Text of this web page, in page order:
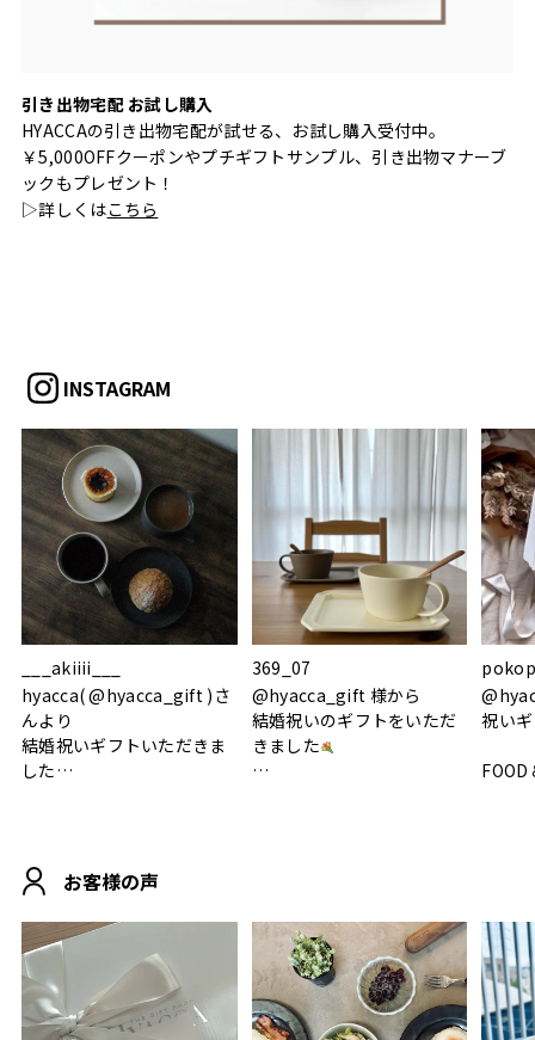
引き出物宅配 お試し購入
HYACCAの引き出物宅配が試せる、お試し購入受付中。
￥5,000OFFクーポンやプチギフトサンプル、引き出物マナーブ
ックもプレゼント！
▷詳しくはこちら
INSTAGRAM
___akiiii___
hyacca( @hyacca_gift )さ
んより
結婚祝いギフトいただきま
した
おうちカフェもお洒落にな
って嬉しい𖠚 ⡱
#hyacca #結婚祝い
369_07
@hyacca_gift 様から
結婚祝いのギフトをいただ
きました
素敵なギフトを
ありがとうございました
#hyacca #結婚祝い
#お祝い #プレゼント
祝い
FOOD
真っ
いい
#結婚
淡色
お客様の声